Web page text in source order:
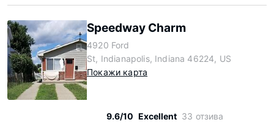
Speedway Charm
4920 Ford
St, Indianapolis, Indiana 46224, US
Покажи карта
9.6/10 Excellent 33 отзива